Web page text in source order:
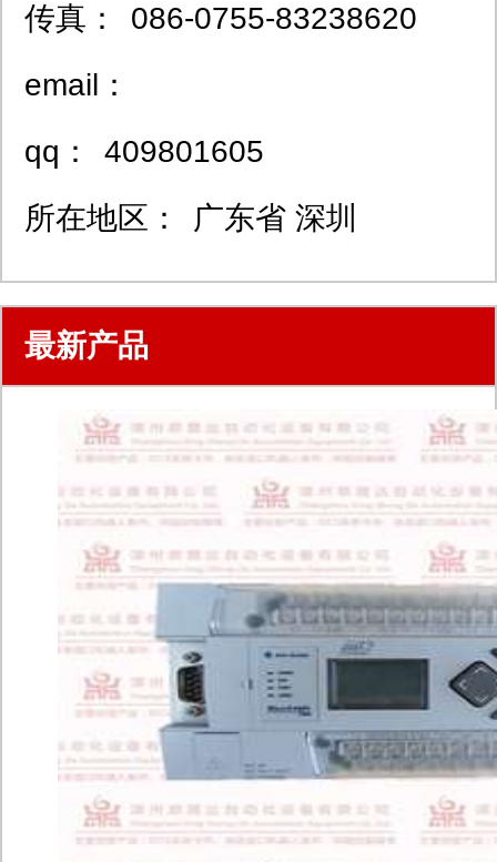
传真：
086-0755-83238620
email：
qq：
409801605
所在地区：
广东省 深圳
最新产品